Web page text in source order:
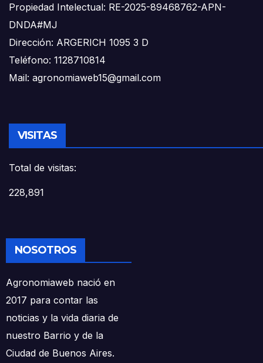
Propiedad Intelectual: RE-2025-89468762-APN-
DNDA#MJ
Dirección: ARGERICH 1095 3 D
Teléfono: 1128710814
Mail: agronomiaweb15@gmail.com
VISITAS
Total de visitas:
228,891
NOSOTROS
Agronomiaweb nació en
2017 para contar las
noticias y la vida diaria de
nuestro Barrio y de la
Ciudad de Buenos Aires.